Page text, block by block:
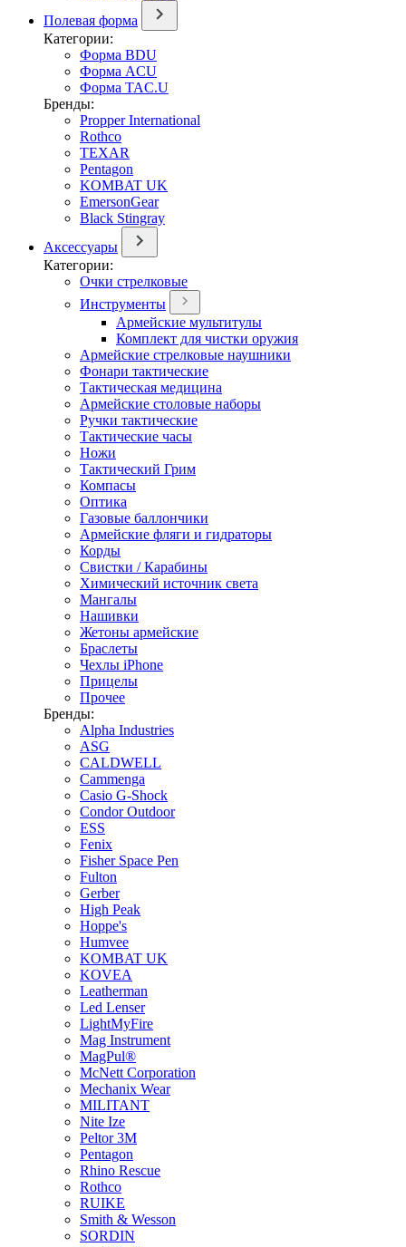
Полевая форма
Категории:
Форма BDU
Форма ACU
Форма TAC.U
Бренды:
Propper International
Rothco
TEXAR
Pentagon
KOMBAT UK
EmersonGear
Black Stingray
Аксессуары
Категории:
Очки стрелковые
Инструменты
Армейские мультитулы
Комплект для чистки оружия
Армейские стрелковые наушники
Фонари тактические
Тактическая медицина
Армейские столовые наборы
Ручки тактические
Тактические часы
Ножи
Тактический Грим
Компасы
Оптика
Газовые баллончики
Армейские фляги и гидраторы
Корды
Свистки / Карабины
Химический источник света
Мангалы
Нашивки
Жетоны армейские
Браслеты
Чехлы iPhone
Прицелы
Прочее
Бренды:
Alpha Industries
ASG
CALDWELL
Cammenga
Casio G-Shock
Condor Outdoor
ESS
Fenix
Fisher Space Pen
Fulton
Gerber
High Peak
Hoppe's
Humvee
KOMBAT UK
KOVEA
Leatherman
Led Lenser
LightMyFire
Mag Instrument
MagPul®
McNett Corporation
Mechanix Wear
MILITANT
Nite Ize
Peltor 3M
Pentagon
Rhino Rescue
Rothco
RUIKE
Smith & Wesson
SORDIN